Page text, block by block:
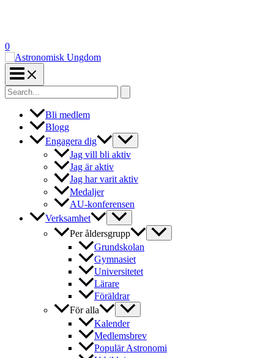
0
Search
for:
Bli medlem
Blogg
Engagera dig
Jag vill bli aktiv
Jag är aktiv
Jag har varit aktiv
Medaljer
AU-konferensen
Verksamhet
Per åldersgrupp
Grundskolan
Gymnasiet
Universitetet
Lärare
Föräldrar
För alla
Kalender
Medlemsbrev
Populär Astronomi